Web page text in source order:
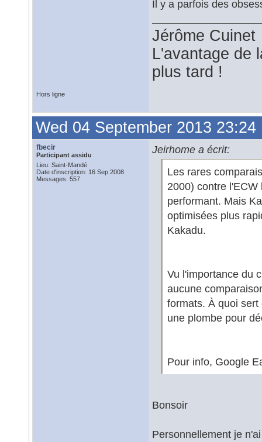
Il y a parfois des
Jérôme Cuinet
L'avantage de
plus tard !
Hors ligne
Wed 04 September 2013 23:24
fbecir
Participant assidu
Lieu: Saint-Mandé
Date d'inscription: 16 Sep 2008
Messages: 557
Jeirhome a écrit:
Les rares
2000) contre
performant. Mais
optimisées plus
Kakadu.
Vu l'importance du
aucune
formats. À quoi
une plombe pour
Pour info, Google
Bonsoir
Personnellement je